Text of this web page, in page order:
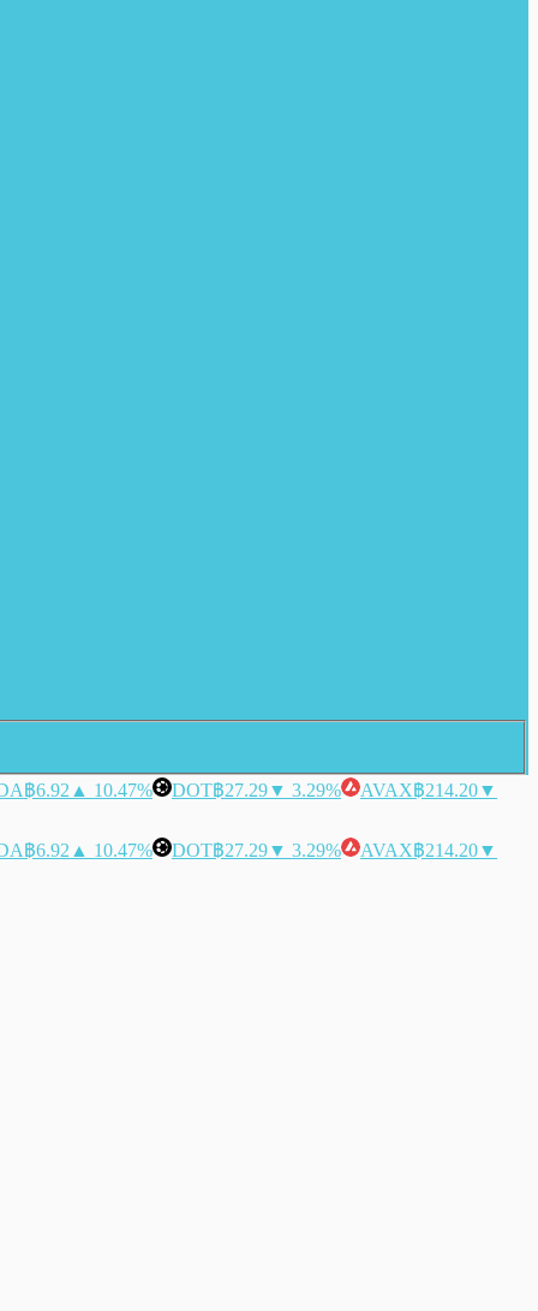
฿6.92 ▲ 10.47% DOT฿27.29▼ 3.29% AVAX฿214.20▼
฿6.92 ▲ 10.47% DOT฿27.29▼ 3.29% AVAX฿214.20▼